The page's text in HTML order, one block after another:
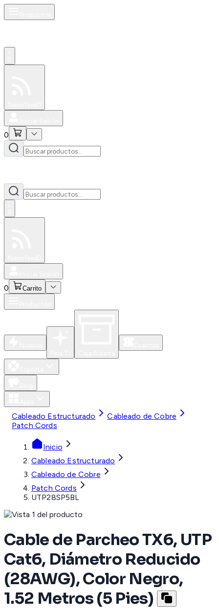
0
0 Carrito
Cableado Estructurado
Cableado de Cobre
Patch Cords
Inicio
Cableado Estructurado
Cableado de Cobre
Patch Cords
UTP28SP5BL
Cable de Parcheo TX6, UTP
Cat6, Diámetro Reducido
(28AWG), Color Negro,
1.52 Metros (5 Pies)